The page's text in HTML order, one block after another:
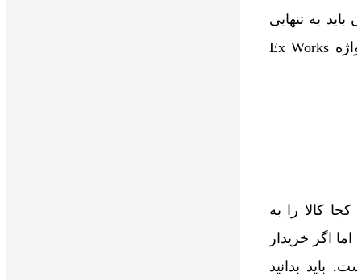
به تنهایی
هزینه‌های حمل‌ونقل، بارگیری، گمرک، بیمه و … را بدهد. گفتنی‌ست، EXW نیز مخفف واژه Ex Works
کالا را به
اگر خریدار
بدانید